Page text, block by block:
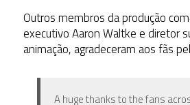
Outros membros da produção
executivo Aaron Waltke e diretor
animação, agradeceram aos fãs
A huge thanks to the fans